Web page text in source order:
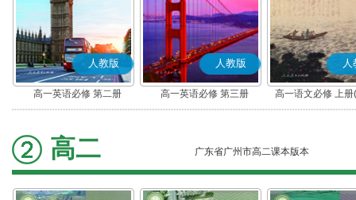
人教版
高一英语必修 第二册
人教版
高一英语必修 第三册
人
高一语文必修 上
高二 广东省广州市高二课本版本